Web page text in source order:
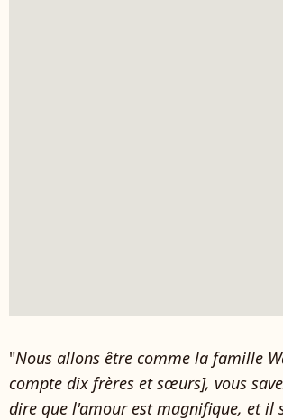
"Nous allons être comme la famille
compte dix frères et sœurs], vous
dire que l'amour est magnifique, et il